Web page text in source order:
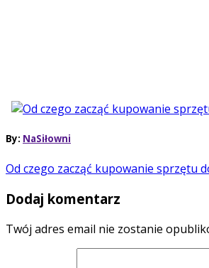
By: NaSiłowni
Od czego zacząć kupowanie sprzętu
Dodaj komentarz
Twój adres email nie zostanie